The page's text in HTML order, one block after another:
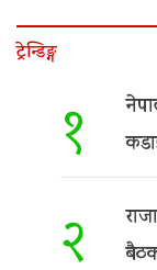
ट्रेन्डिङ्ग
१
२